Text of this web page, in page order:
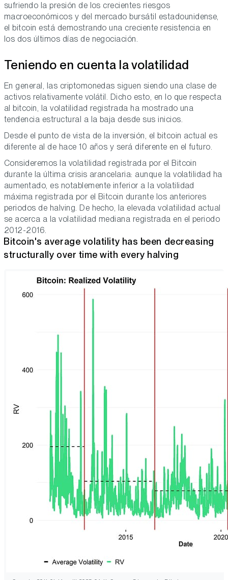
sufriendo la presión de los crecientes riesgos
macroeconómicos y del mercado bursátil estadounidense,
el bitcoin está demostrando una creciente resistencia en
los dos últimos días de negociación.
Teniendo en cuenta la volatilidad
En general, las criptomonedas siguen siendo una clase de
activos relativamente volátil. Dicho esto, en lo que respecta
al bitcoin, la volatilidad registrada ha mostrado una
tendencia estructural a la baja desde sus inicios.
Desde el punto de vista de la inversión, el bitcoin actual es
diferente al de hace 10 años y será diferente en el futuro.
Consideremos la volatilidad registrada por el Bitcoin
durante la última crisis arancelaria: aunque la volatilidad ha
aumentado, es notablemente inferior a la volatilidad
máxima registrada por el Bitcoin durante los anteriores
periodos de halving. De hecho, la elevada volatilidad actual
se acerca a la volatilidad mediana registrada en el periodo
2012-2016.
Bitcoin's average volatility has been decreasing
structurally over time with every halving